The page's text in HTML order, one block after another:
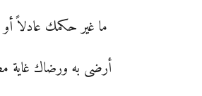
ما غير حكمك عادلاً أو
أرضى به ورضاك غاية